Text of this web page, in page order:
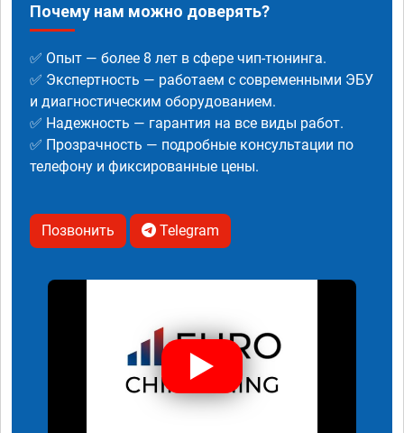
Почему нам можно доверять?
✅ Опыт — более 8 лет в сфере чип-тюнинга.
✅ Экспертность — работаем с современными ЭБУ
и диагностическим оборудованием.
✅ Надежность — гарантия на все виды работ.
✅ Прозрачность — подробные консультации по
телефону и фиксированные цены.
Позвонить Telegram